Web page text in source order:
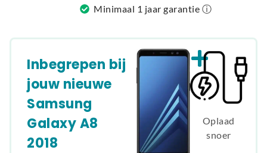
Minimaal 1 jaar garantie ⓘ
Inbegrepen bij
jouw nieuwe
Samsung
Galaxy A8
2018
Oplaad
snoer